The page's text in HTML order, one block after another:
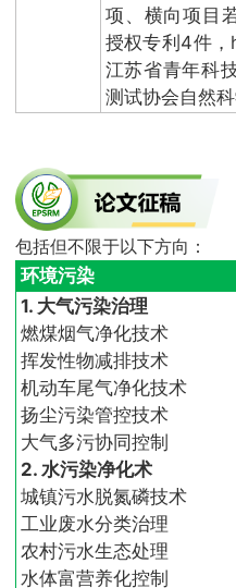
项、横向项目
授权专利4件
江苏省青年科
测试协会自然
包括但不限于以下方向：
环境污染
1. 大气污染治理
燃煤烟气净化技术
挥发性物减排技术
机动车尾气净化技术
扬尘污染管控技术
大气多污协同控制
2. 水污染净化术
城镇污水脱氮磷技术
工业废水分类治理
农村污水生态处理
水体富营养化控制